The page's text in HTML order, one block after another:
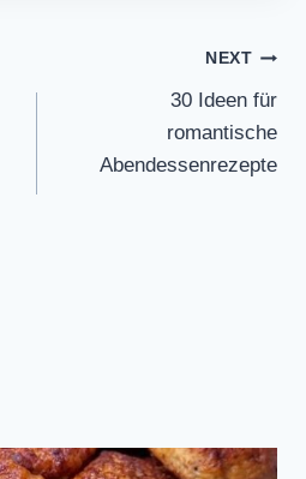
NEXT
30 Ideen für
romantische
Abendessenrezepte